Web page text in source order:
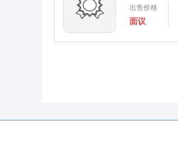
出售价格
面议